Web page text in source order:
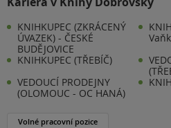
KNIHKUPEC (ZKRÁCENÝ
ÚVAZEK) - ČESKÉ
BUDĚJOVICE
KNIHKUPEC (TŘEBÍČ)
VEDOUCÍ PRODEJNY
(OLOMOUC - OC HANÁ)
Volné pracovní pozice